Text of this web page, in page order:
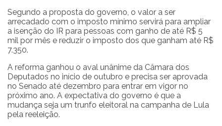
Segundo a proposta do governo, o valor a ser
arrecadado com o imposto mínimo servirá para ampliar
a isenção do IR para pessoas com ganho de até R$ 5
mil por mês e reduzir o imposto dos que ganham até R$
7.350.
A reforma ganhou o aval unânime da Câmara dos
Deputados no início de outubro e precisa ser aprovada
no Senado até dezembro para entrar em vigor no
próximo ano. A expectativa do governo é que a
mudança seja um trunfo eleitoral na campanha de Lula
pela reeleição.